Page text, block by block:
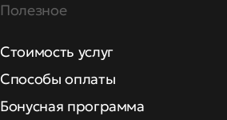
Полезное
Стоимость услуг
Способы оплаты
Бонусная программа